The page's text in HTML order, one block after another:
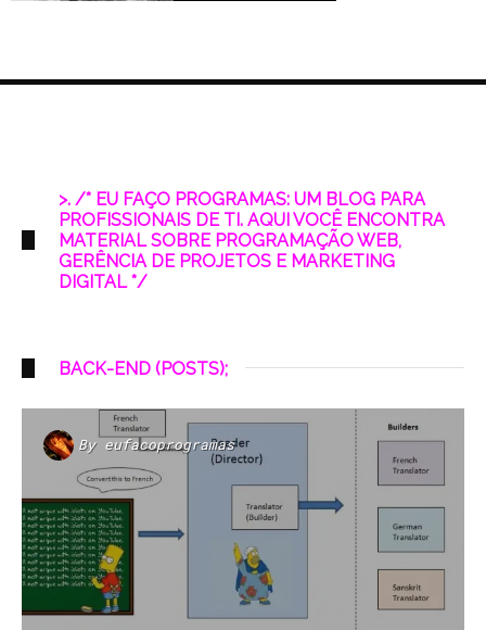
>. /* EU FAÇO PROGRAMAS: UM BLOG PARA
PROFISSIONAIS DE TI. AQUI VOCÊ ENCONTRA
MATERIAL SOBRE PROGRAMAÇÃO WEB,
GERÊNCIA DE PROJETOS E MARKETING
DIGITAL */
BACK-END (POSTS);
By eufacoprogramas